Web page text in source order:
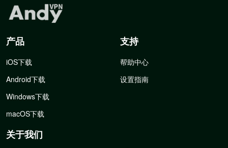
产品
iOS下载
Android下载
Windows下载
macOS下载
支持
帮助中心
设置指南
关于我们